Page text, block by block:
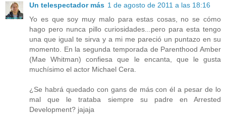
Un telespectador más 1 de agosto de 2011 a las 18:16
Yo es que soy muy malo para estas cosas, no se cómo
hago pero nunca pillo curiosidades...pero para esta tengo
una que igual te sirva y a mi me pareció un puntazo en su
momento. En la segunda temporada de Parenthood Amber
(Mae Whitman) confiesa que le encanta, que le gusta
muchísimo el actor Michael Cera.
¿Se habrá quedado con gans de más con él a pesar de lo
mal que le trataba siempre su padre en Arrested
Development? jajaja